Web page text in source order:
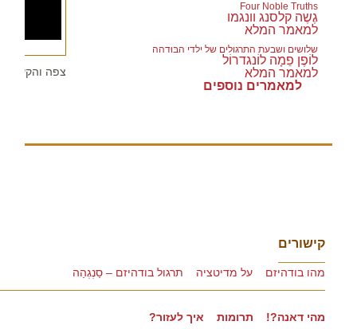
Four Noble Truths
גֶשֶה קלסנג וונגמו
למאמר המלא
שלושים ושבעת התרגולים של ילדי הבּוּדהה
לוֹפֶן פֵמָה לוֹנגדרוֹל
למאמר המלא
למאמרים נוספים
צפה והקשב
קישורים
מהו בודהיזם על מדיטציה תרגול בודהיזם – סַנְגְהַה
מהי דאנה?! תרומות איך לעזור?